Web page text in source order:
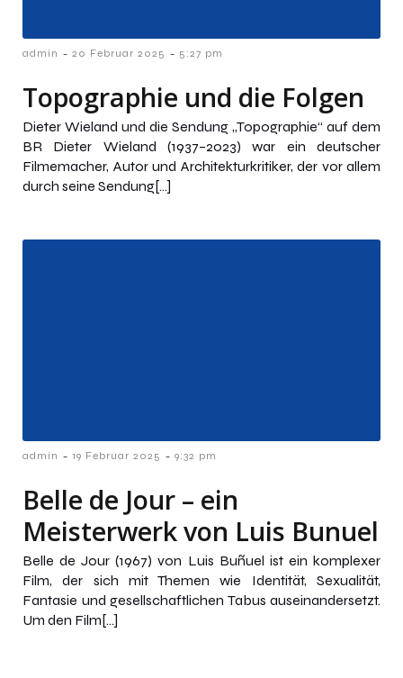
admin - 20 Februar 2025 - 5:27 pm
Topographie und die Folgen
Dieter Wieland und die Sendung „Topographie“ auf dem
BR Dieter Wieland (1937–2023) war ein deutscher
Filmemacher, Autor und Architekturkritiker, der vor allem
durch seine Sendung[…]
admin - 19 Februar 2025 - 9:32 pm
Belle de Jour – ein
Meisterwerk von Luis Bunuel
Belle de Jour (1967) von Luis Buñuel ist ein komplexer
Film, der sich mit Themen wie Identität, Sexualität,
Fantasie und gesellschaftlichen Tabus auseinandersetzt.
Um den Film[…]